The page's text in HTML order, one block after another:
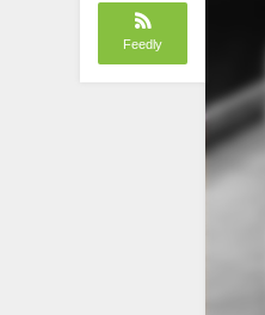
Feedly